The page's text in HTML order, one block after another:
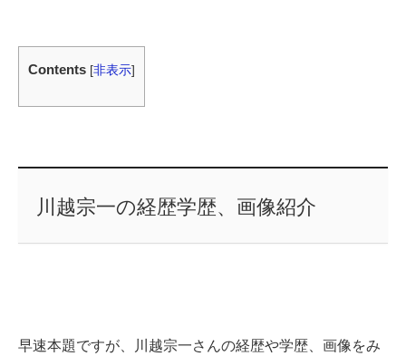
Contents [非表示]
川越宗一の経歴学歴、画像紹介
早速本題ですが、川越宗一さんの経歴や学歴、画像をみ